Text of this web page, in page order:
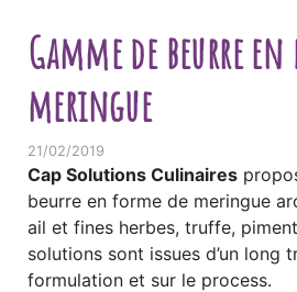
Gamme de beurre
meringue
21/02/2019
Cap Solutions Culinaires
beurre en forme de meringue
ail et fines herbes, truffe,
solutions sont issues d’un long
formulation et sur le process.